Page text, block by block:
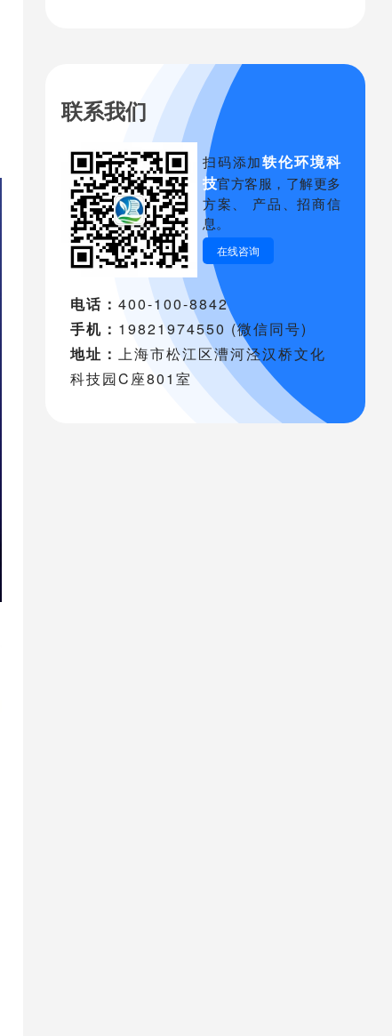
联系我们
扫码添加轶伦环境科
技官方客服，了解更多
方案、 产品、招商信
息。
在线咨询
电话：400-100-8842
手机： 19821974550 (微信同号)
地址：上海市松江区漕河泾汉桥文化
科技园C座801室